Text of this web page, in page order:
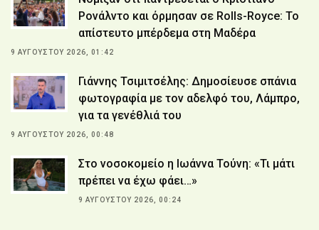
Ρονάλντο και όρμησαν σε Rolls-Royce: Το
απίστευτο μπέρδεμα στη Μαδέρα
9 ΑΥΓΟΎΣΤΟΥ 2026, 01:42
Γιάννης Τσιμιτσέλης: Δημοσίευσε σπάνια
φωτογραφία με τον αδελφό του, Λάμπρο,
για τα γενέθλιά του
9 ΑΥΓΟΎΣΤΟΥ 2026, 00:48
Στο νοσοκομείο η Ιωάννα Τούνη: «Τι μάτι
πρέπει να έχω φάει…»
9 ΑΥΓΟΎΣΤΟΥ 2026, 00:24